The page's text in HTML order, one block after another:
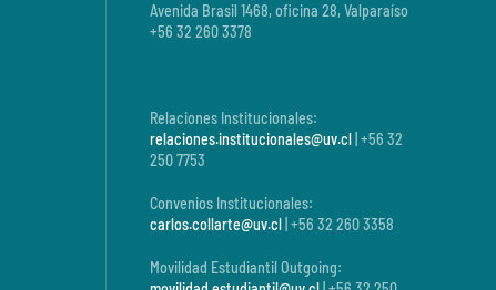
Avenida Brasil 1468, oficina 28, Valparaíso
+56 32 260 3378
Relaciones Institucionales:
relaciones.institucionales@uv.cl | +56 32
250 7753
Convenios Institucionales:
carlos.collarte@uv.cl | +56 32 260 3358
Movilidad Estudiantil Outgoing: